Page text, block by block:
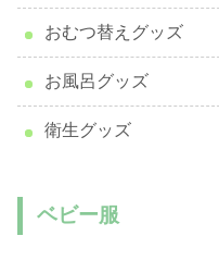
おむつ替えグッズ
お風呂グッズ
衛生グッズ
ベビー服